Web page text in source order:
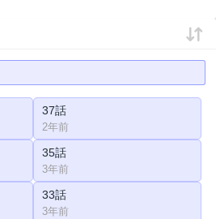
37話
2年前
35話
3年前
33話
3年前